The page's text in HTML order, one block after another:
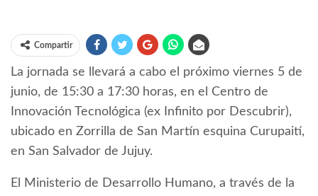
Compartir
La jornada se llevará a cabo el próximo viernes 5 de
junio, de 15:30 a 17:30 horas, en el Centro de
Innovación Tecnológica (ex Infinito por Descubrir),
ubicado en Zorrilla de San Martín esquina Curupaití,
en San Salvador de Jujuy.
El Ministerio de Desarrollo Humano, a través de la